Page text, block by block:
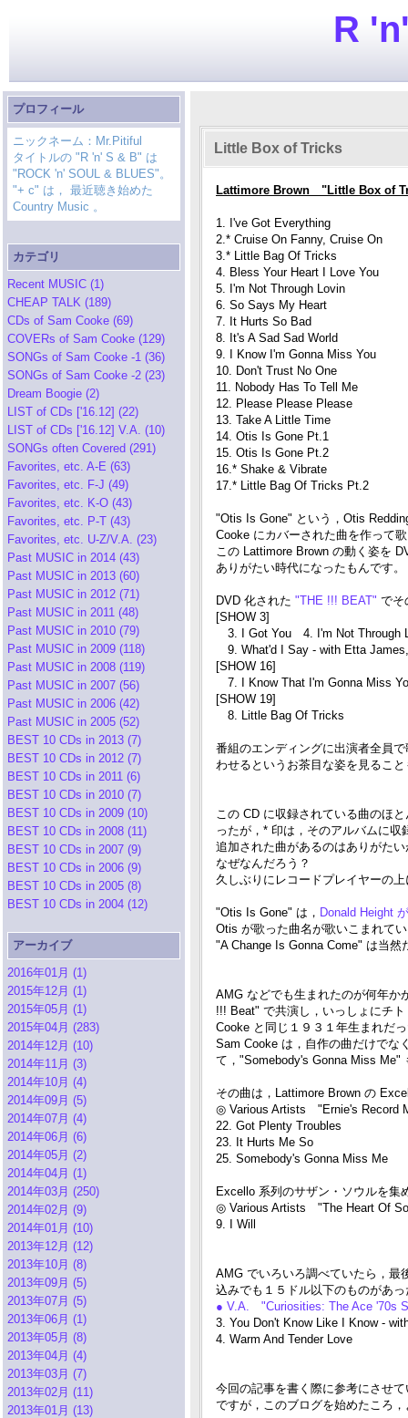
R
プロフィール
ニックネーム：Mr.Pitiful
タイトルの "R 'n' S & B" は
"ROCK 'n' SOUL & BLUES"。
"+ c" は， 最近聴き始めた
Country Music 。
カテゴリ
Recent MUSIC (1)
CHEAP TALK (189)
CDs of Sam Cooke (69)
COVERs of Sam Cooke (129)
SONGs of Sam Cooke -1 (36)
SONGs of Sam Cooke -2 (23)
Dream Boogie (2)
LIST of CDs ['16.12] (22)
LIST of CDs ['16.12] V.A. (10)
SONGs often Covered (291)
Favorites, etc. A-E (63)
Favorites, etc. F-J (49)
Favorites, etc. K-O (43)
Favorites, etc. P-T (43)
Favorites, etc. U-Z/V.A. (23)
Past MUSIC in 2014 (43)
Past MUSIC in 2013 (60)
Past MUSIC in 2012 (71)
Past MUSIC in 2011 (48)
Past MUSIC in 2010 (79)
Past MUSIC in 2009 (118)
Past MUSIC in 2008 (119)
Past MUSIC in 2007 (56)
Past MUSIC in 2006 (42)
Past MUSIC in 2005 (52)
BEST 10 CDs in 2013 (7)
BEST 10 CDs in 2012 (7)
BEST 10 CDs in 2011 (6)
BEST 10 CDs in 2010 (7)
BEST 10 CDs in 2009 (10)
BEST 10 CDs in 2008 (11)
BEST 10 CDs in 2007 (9)
BEST 10 CDs in 2006 (9)
BEST 10 CDs in 2005 (8)
BEST 10 CDs in 2004 (12)
アーカイブ
2016年01月 (1)
2015年12月 (1)
2015年05月 (1)
2015年04月 (283)
2014年12月 (10)
2014年11月 (3)
2014年10月 (4)
2014年09月 (5)
2014年07月 (4)
2014年06月 (6)
2014年05月 (2)
2014年04月 (1)
2014年03月 (250)
2014年02月 (9)
2014年01月 (10)
2013年12月 (12)
2013年10月 (8)
2013年09月 (5)
2013年07月 (5)
2013年06月 (1)
2013年05月 (8)
2013年04月 (4)
2013年03月 (7)
2013年02月 (11)
2013年01月 (13)
Little Box of Tricks
Lattimore Brown "Little Box of
1. I've Got Everything
2.* Cruise On Fanny, Cruise On
3.* Little Bag Of Tricks
4. Bless Your Heart I Love You
5. I'm Not Through Lovin
6. So Says My Heart
7. It Hurts So Bad
8. It's A Sad Sad World
9. I Know I'm Gonna Miss You
10. Don't Trust No One
11. Nobody Has To Tell Me
12. Please Please Please
13. Take A Little Time
14. Otis Is Gone Pt.1
15. Otis Is Gone Pt.2
16.* Shake & Vibrate
17.* Little Bag Of Tricks Pt.2
"Otis Is Gone" という，Otis
Cooke にカバーされた曲を作って
この Lattimore Brown の動く姿を
ありがたい時代になったもんです。
DVD 化された "THE !!! BEAT" でそ
[SHOW 3]
3. I Got You 4. I'm Not Through
9. What'd I Say - with Etta
[SHOW 16]
7. I Know That I'm Gonna Miss
[SHOW 19]
8. Little Bag Of Tricks
番組のエンディングに出演者全員
わせるというお茶目な姿を見るこ
この CD に収録されている曲のほ
ったが，* 印は，そのアルバムに収
追加された曲があるのはありがた
なぜなんだろう？
久しぶりにレコードプレイヤーの
"Otis Is Gone" は， Donald Height
Otis が歌った曲名が歌いこまれて
"A Change Is Gonna Come" は当
AMG などでも生まれたのが何年
!!! Beat" で共演し，いっしょにチ
Cooke と同じ１９３１年生まれだ
Sam Cooke は，自作の曲だけでな
て，"Somebody's Gonna Miss Me"
その曲は，Lattimore Brown の
◎ Various Artists "Ernie's Record
22. Got Plenty Troubles
23. It Hurts Me So
25. Somebody's Gonna Miss Me
Excello 系列のサザン・ソウルを集
◎ Various Artists "The Heart Of
9. I Will
AMG でいろいろ調べていたら，最
込みでも１５ドル以下のものがあ
● V.A. "Curiosities: The Ace '70s
3. You Don't Know Like I Know -
4. Warm And Tender Love
今回の記事を書く際に参考にさせ
ですが，このブログを始めたころ